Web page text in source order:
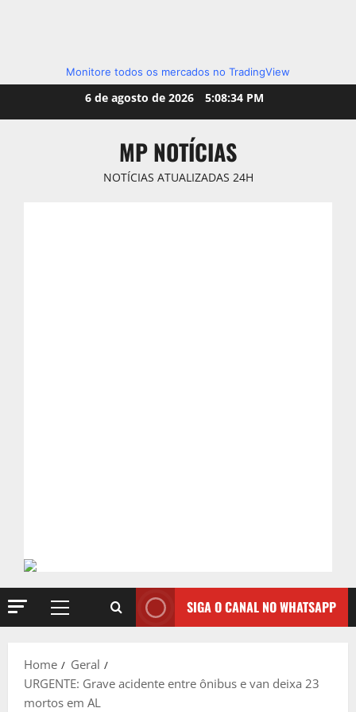
Monitore todos os mercados no TradingView
6 de agosto de 2026 5:08:36 PM
MP NOTÍCIAS
NOTÍCIAS ATUALIZADAS 24H
Primary
SIGA O CANAL NO WHATSAPP
Home
Geral
URGENTE: Grave acidente entre ônibus e van deixa 23
mortos em AL